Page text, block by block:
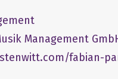
Management
fabian-